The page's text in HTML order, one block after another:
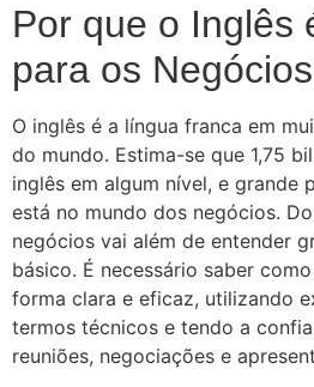
Por que o Inglês
para os
O inglês é a língua franca em
do mundo. Estima-se que 1,75
inglês em algum nível, e grande
está no mundo dos negócios.
negócios vai além de entender
básico. É necessário saber
forma clara e eficaz, utilizando
termos técnicos e tendo a
reuniões, negociações e